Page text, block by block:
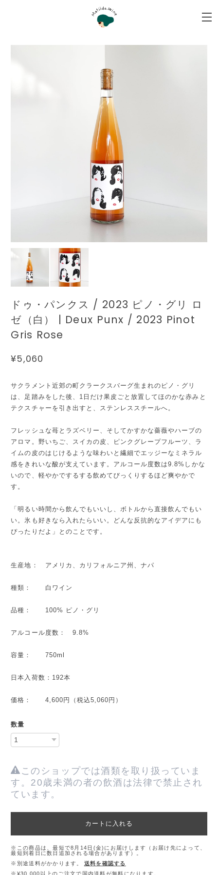
ドゥ・パンクス / 2023 ピノ・グリ ロ
ゼ（白） | Deux Punx / 2023 Pinot
Gris Rose
¥5,060
サクラメント近郊の町クラークスバーグ生まれのピノ・グリ
は、足踏みをした後、1日だけ果皮ごと放置してほのかな赤みと
テクスチャーを引き出すと、ステンレススチールへ。
フレッシュな苺とラズベリー、そしてかすかな薔薇やハーブの
アロマ。野いちご、スイカの皮、ピンクグレープフルーツ、ラ
イムの皮のはじけるような味わいと繊細でエッジーなミネラル
感をきれいな酸が支えています。アルコール度数は9.8%しかな
いので、軽やかでするする飲めてびっくりするほど爽やかで
す。
「明るい時間から飲んでもいいし、ボトルから直接飲んでもい
い。氷も好きなら入れたらいい。どんな反抗的なアイデアにも
ぴったりだよ」とのことです。
生産地： アメリカ、カリフォルニア州、ナパ
種類： 白ワイン
品種： 100% ピノ・グリ
アルコール度数： 9.8%
容量： 750ml
日本入荷数：192本
価格： 4,600円（税込5,060円）
数量
このショップでは酒類を取り扱っていま
す。20歳未満の者の飲酒は法律で禁止され
ています。
カートに入れる
※この商品は、最短で8月14日(金)にお届けします（お届け先によって、
最短到着日に数日追加される場合があります）。
※別途送料がかかります。
送料を確認する
※¥30,000以上のご注文で国内送料が無料になります。